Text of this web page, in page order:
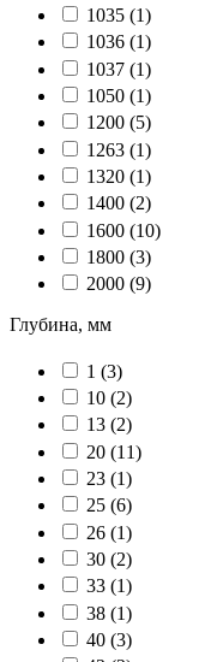
1035 (1)
1036 (1)
1037 (1)
1050 (1)
1200 (5)
1263 (1)
1320 (1)
1400 (2)
1600 (10)
1800 (3)
2000 (9)
Глубина, мм
1 (3)
10 (2)
13 (2)
20 (11)
23 (1)
25 (6)
26 (1)
30 (2)
33 (1)
38 (1)
40 (3)